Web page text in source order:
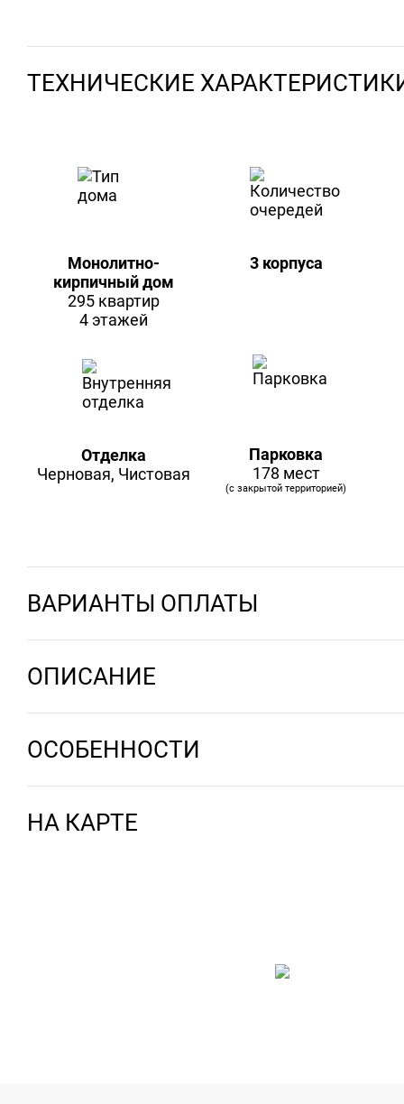
ТЕХНИЧЕСКИЕ
Монолитно-
кирпичный дом
295 квартир
4 этажей
3 корпуса
Отделка
Черновая, Чистовая
Парковка
178 мест
(с закрытой территорией)
ВАРИАНТЫ ОПЛАТЫ
ОПИСАНИЕ
ОСОБЕННОСТИ
НА КАРТЕ